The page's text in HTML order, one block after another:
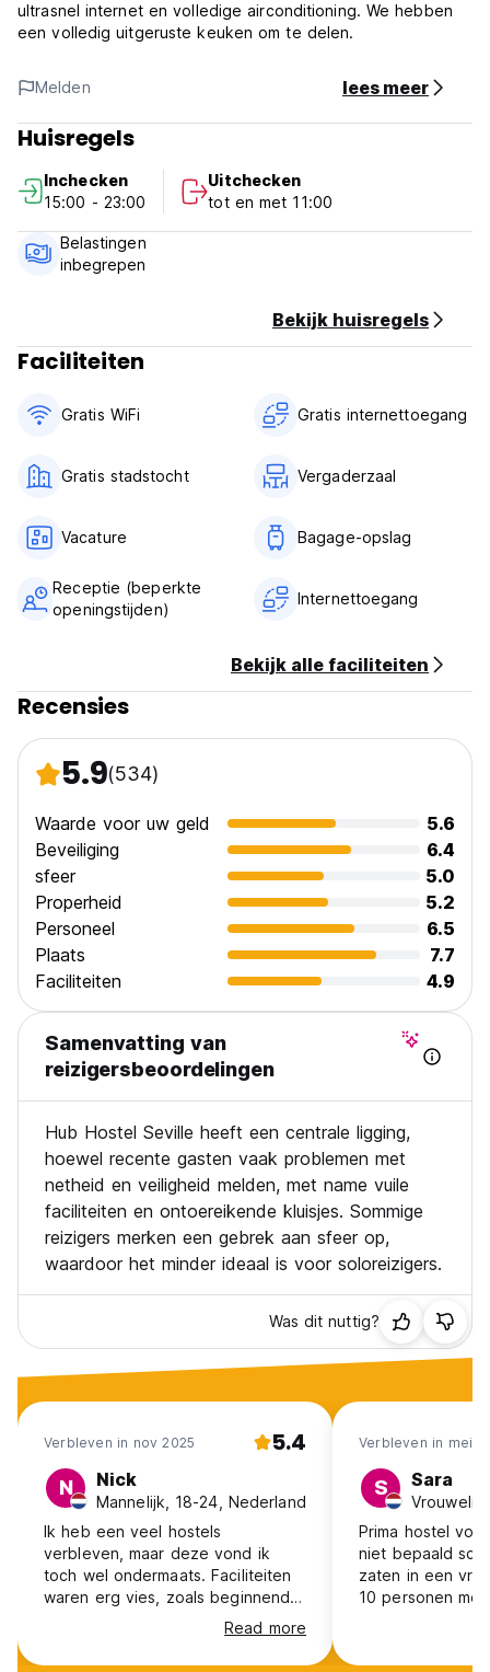
ultrasnel internet en volledige airconditioning. We hebben
een volledig uitgeruste keuken om te delen.
Melden lees meer
Huisregels
Inchecken
15:00 - 23:00
Uitchecken
tot en met 11:00
Belastingen
inbegrepen
Bekijk huisregels
Faciliteiten
Gratis WiFi Gratis internettoegang
Gratis stadstocht Vergaderzaal
Vacature Bagage-opslag
Receptie (beperkte
openingstijden)
Internettoegang
Bekijk alle faciliteiten
Recensies
5.9(534)
Waarde voor uw geld
5.6
Beveiliging
6.4
sfeer
5.0
Properheid
5.2
Personeel
6.5
Plaats
7.7
Faciliteiten
4.9
Samenvatting van
reizigersbeoordelingen
Hub Hostel Seville heeft een centrale ligging,
hoewel recente gasten vaak problemen met
netheid en veiligheid melden, met name vuile
faciliteiten en ontoereikende kluisjes. Sommige
reizigers merken een gebrek aan sfeer op,
waardoor het minder ideaal is voor soloreizigers.
Was dit nuttig?
Verbleven in nov 2025 5.4
N Nick
Mannelijk, 18-24, Nederland
Ik heb een veel hostels
verbleven, maar deze vond ik
toch wel ondermaats. Faciliteiten
waren erg vies, zoals beginnende
schimmelvorming, vieze keuken en
een gebrek aan hygiëne.
Daarnaast had ik ook moeite met
Read more
Verbleven in mei
S Sara
Prima hostel
niet bepaald
zaten in een
10 personen
avond moeten